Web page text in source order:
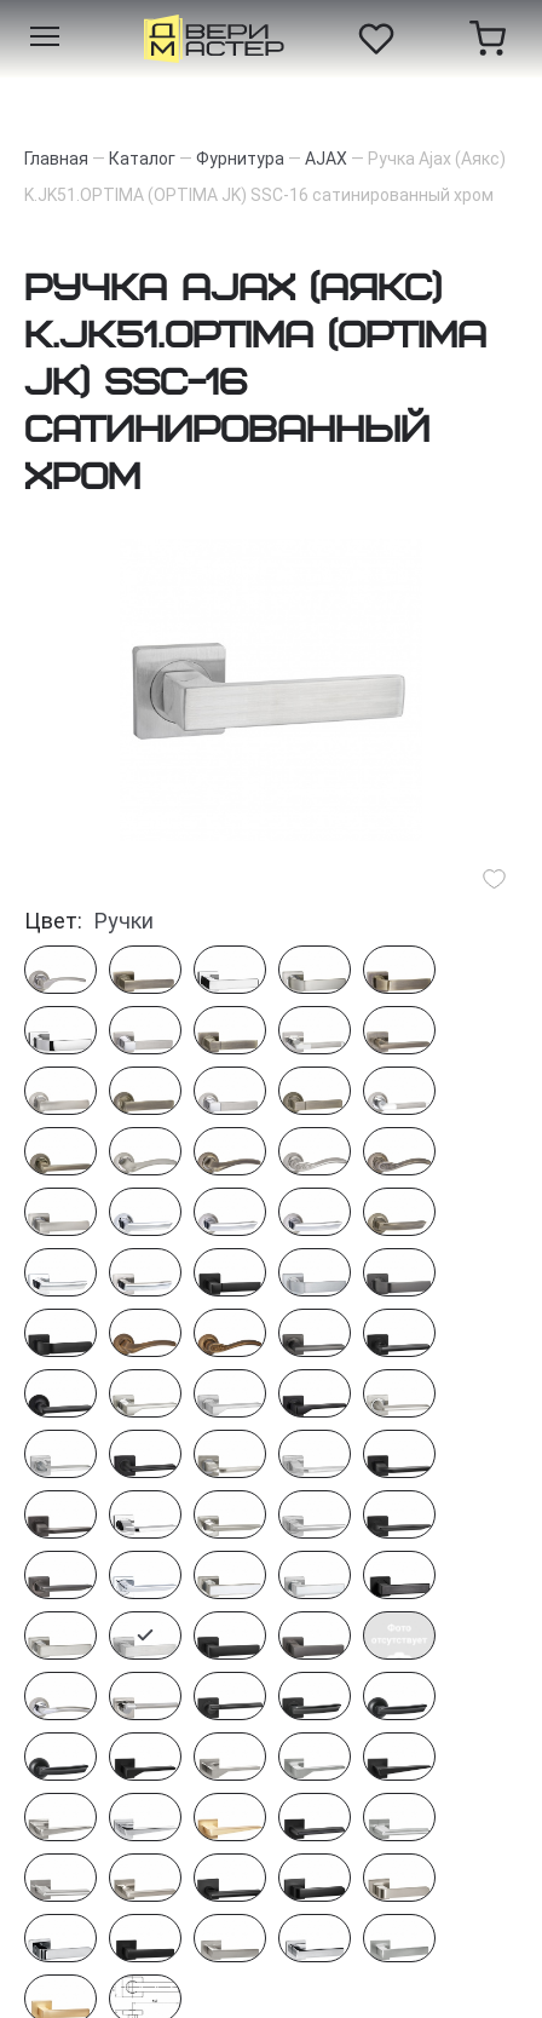
Главная — Каталог — Фурнитура — AJAX — Ручка Ajax (Аякс)
K.JK51.OPTIMA (OPTIMA JK) SSC-16 сатинированный хром
Ручка Ajax (Аякс)
K.JK51.OPTIMA (OPTIMA
JK) SSC-16
сатинированный
хром
Цвет: Ручки